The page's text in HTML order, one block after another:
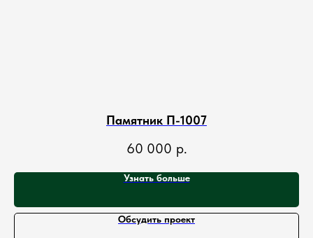
Памятник П-1007
60 000 р.
Узнать больше
Обсудить проект